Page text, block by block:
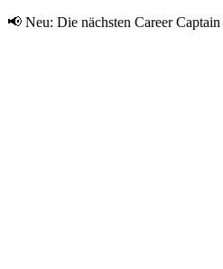
📢 Neu: Die nächsten Career Captain